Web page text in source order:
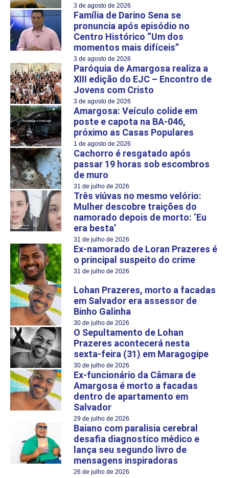
3 de agosto de 2026
Família de Darino Sena se
pronuncia após episódio no
Centro Histórico “Um dos
momentos mais difíceis”
3 de agosto de 2026
Paróquia de Amargosa realiza a
XIII edição do EJC – Encontro de
Jovens com Cristo
3 de agosto de 2026
Amargosa: Veículo colide em
poste e capota na BA-046,
próximo as Casas Populares
1 de agosto de 2026
Cachorro é resgatado após
passar 19 horas sob escombros
de muro
31 de julho de 2026
Três viúvas no mesmo velório:
Mulher descobre traições do
namorado depois de morto: ‘Eu
era besta’
31 de julho de 2026
Ex-namorado de Loran Prazeres é
o principal suspeito do crime
31 de julho de 2026
Lohan Prazeres, morto a facadas
em Salvador era assessor de
Binho Galinha
30 de julho de 2026
O Sepultamento de Lohan
Prazeres acontecerá nesta
sexta-feira (31) em Maragogipe
30 de julho de 2026
Ex-funcionário da Câmara de
Amargosa é morto a facadas
dentro de apartamento em
Salvador
29 de julho de 2026
Baiano com paralisia cerebral
desafia diagnostico médico e
lança seu segundo livro de
mensagens inspiradoras
26 de julho de 2026